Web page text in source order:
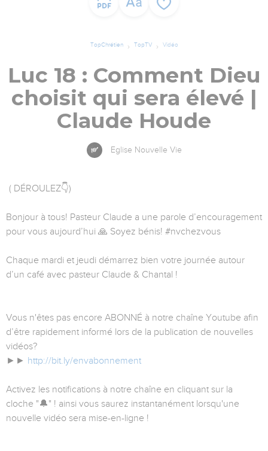
TopChrétien TopTV Vidéo
Luc 18 : Comment Dieu
choisit qui sera élevé |
Claude Houde
Eglise Nouvelle Vie
( DÉROULEZ👇)
Bonjour à tous! Pasteur Claude a une parole d’encouragement
pour vous aujourd’hui 🙏 Soyez bénis! #nvchezvous
Chaque mardi et jeudi démarrez bien votre journée autour
d’un café avec pasteur Claude & Chantal !
Vous n'êtes pas encore ABONNÉ à notre chaîne Youtube afin
d’être rapidement informé lors de la publication de nouvelles
vidéos?
►► http://bit.ly/envabonnement
Activez les notifications à notre chaîne en cliquant sur la
cloche "🔔" ! ainsi vous saurez instantanément lorsqu'une
nouvelle vidéo sera mise-en-ligne !